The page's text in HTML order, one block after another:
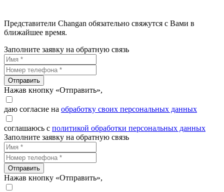
Представители Changan обязательно свяжутся с Вами в
ближайшее время.
Заполните заявку на обратную связь
Отправить
Нажав кнопку «Отправить»,
даю согласие на обработку своих персональных данных
соглашаюсь с политикой обработки персональных данных
Заполните заявку на обратную связь
Отправить
Нажав кнопку «Отправить»,